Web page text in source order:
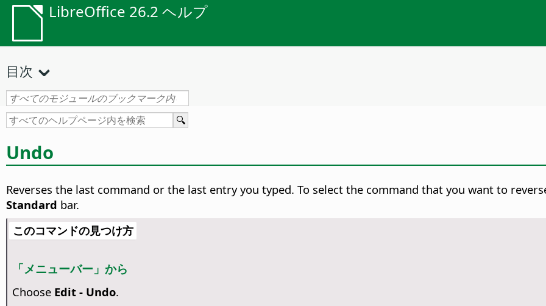
LibreOffice 26.2 ヘルプ
目次
Undo
Reverses the last command or the last entry you typed. To select the command that you want to
Standard bar.
このコマンドの見つけ方
「メニューバー」から
Choose Edit - Undo.